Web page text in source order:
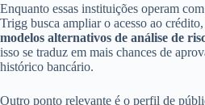
Enquanto essas instituições operam
Trigg busca ampliar o acesso ao
modelos alternativos de análise de
isso se traduz em mais chances de
histórico bancário.
Outro ponto relevante é o perfil de